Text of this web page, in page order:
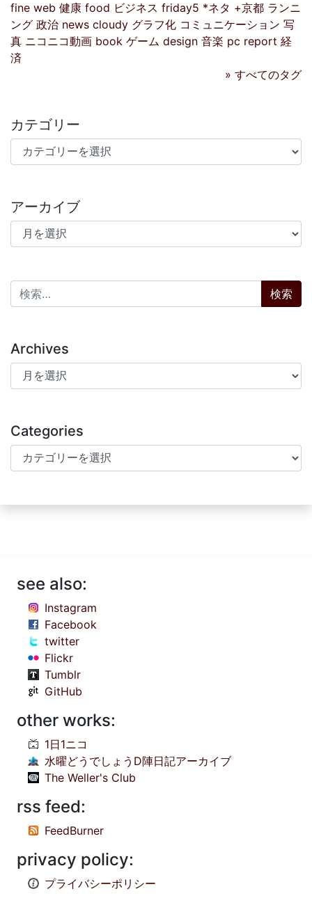
fine web 健康 food ビジネス friday5 *ネタ +京都 ランニ
ング 政治 news cloudy グラフ化 コミュニケーション 写
真 ニコニコ動画 book ゲーム design 音楽 pc report 経
済
» すべてのタグ
カテゴリー
カテゴリー
アーカイブ
アーカイブ
検索:
Archives
Archives
Categories
Categories
see also:
Instagram
Facebook
twitter
Flickr
Tumblr
GitHub
other works:
1日1ニコ
水曜どうでしょうD陣日記アーカイブ
The Weller's Club
rss feed:
FeedBurner
privacy policy:
プライバシーポリシー